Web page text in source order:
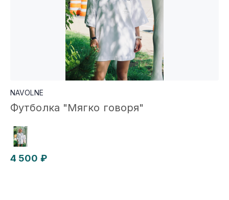
NAVOLNE
Футболка "Мягко говоря"
4 500 ₽